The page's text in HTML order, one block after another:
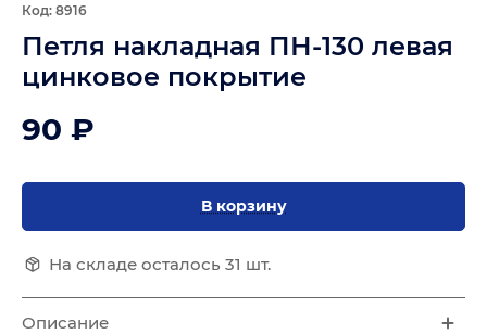
Код: 8916
Петля накладная ПН-130 левая
цинковое покрытие
90 ₽
В корзину
На складе осталось 31 шт.
Описание